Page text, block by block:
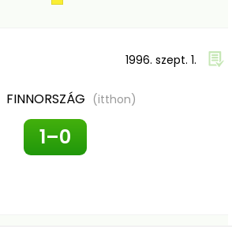
1996. szept. 1.
FINNORSZÁG (itthon)
1–0